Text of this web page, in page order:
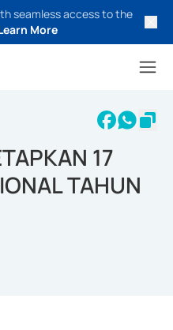
seamless access to the
More
17
TAHUN